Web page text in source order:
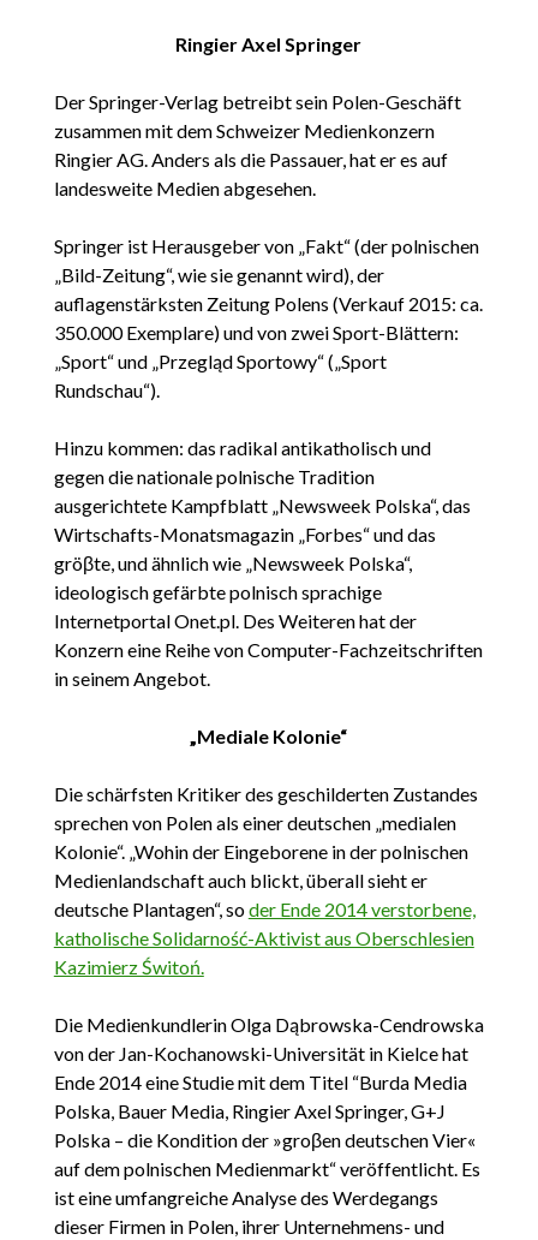
Ringier Axel Springer
Der Springer-Verlag betreibt sein Polen-Geschäft
zusammen mit dem Schweizer Medienkonzern
Ringier AG. Anders als die Passauer, hat er es auf
landesweite Medien abgesehen.
Springer ist Herausgeber von „Fakt“ (der polnischen
„Bild-Zeitung“, wie sie genannt wird), der
auflagenstärksten Zeitung Polens (Verkauf 2015: ca.
350.000 Exemplare) und von zwei Sport-Blättern:
„Sport“ und „Przegląd Sportowy“ („Sport
Rundschau“).
Hinzu kommen: das radikal antikatholisch und
gegen die nationale polnische Tradition
ausgerichtete Kampfblatt „Newsweek Polska“, das
Wirtschafts-Monatsmagazin „Forbes“ und das
gröβte, und ähnlich wie „Newsweek Polska“,
ideologisch gefärbte polnisch sprachige
Internetportal Onet.pl. Des Weiteren hat der
Konzern eine Reihe von Computer-Fachzeitschriften
in seinem Angebot.
„Mediale Kolonie“
Die schärfsten Kritiker des geschilderten Zustandes
sprechen von Polen als einer deutschen „medialen
Kolonie“. „Wohin der Eingeborene in der polnischen
Medienlandschaft auch blickt, überall sieht er
deutsche Plantagen“, soder Ende 2014 verstorbene,
katholische Solidarność-Aktivist aus Oberschlesien
Kazimierz Świtoń.
Die Medienkundlerin Olga Dąbrowska-Cendrowska
von der Jan-Kochanowski-Universität in Kielce hat
Ende 2014 eine Studie mit dem Titel “Burda Media
Polska, Bauer Media, Ringier Axel Springer, G+J
Polska – die Kondition der »groβen deutschen Vier«
auf dem polnischen Medienmarkt“ veröffentlicht. Es
ist eine umfangreiche Analyse des Werdegangs
dieser Firmen in Polen, ihrer Unternehmens- und